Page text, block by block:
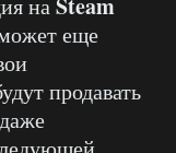
еще
продавать